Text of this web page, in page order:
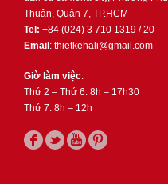
Thuận, Quận 7, TP.HCM
Tel: +84 (024) 3 710 1319 / 20
Email : thietkehali@gmail.com
Giờ làm việc:
Thứ 2 – Thứ 6: 8h – 17h30
Thứ 7: 8h – 12h